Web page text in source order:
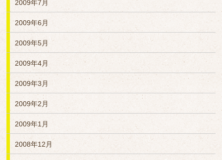
2009年7月
2009年6月
2009年5月
2009年4月
2009年3月
2009年2月
2009年1月
2008年12月